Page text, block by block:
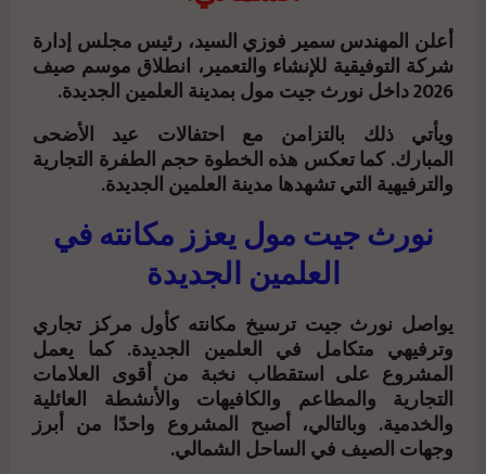
أعلن المهندس سمير فوزي السيد، رئيس مجلس إدارة
شركة التوفيقية للإنشاء والتعمير، انطلاق موسم صيف
2026 داخل نورث جيت مول بمدينة العلمين الجديدة.
ويأتي ذلك بالتزامن مع احتفالات عيد الأضحى
المبارك. كما تعكس هذه الخطوة حجم الطفرة التجارية
والترفيهية التي تشهدها مدينة العلمين الجديدة.
نورث جيت مول يعزز مكانته في
العلمين الجديدة
يواصل نورث جيتترسيخ مكانته كأول مركز تجاري
وترفيهي متكامل في العلمين الجديدة. كما يعمل
المشروع على استقطاب نخبة من أقوى العلامات
التجارية والمطاعم والكافيهات والأنشطة العائلية
والخدمية. وبالتالي، أصبح المشروع واحدًا من أبرز
وجهات الصيف في الساحل الشمالي.